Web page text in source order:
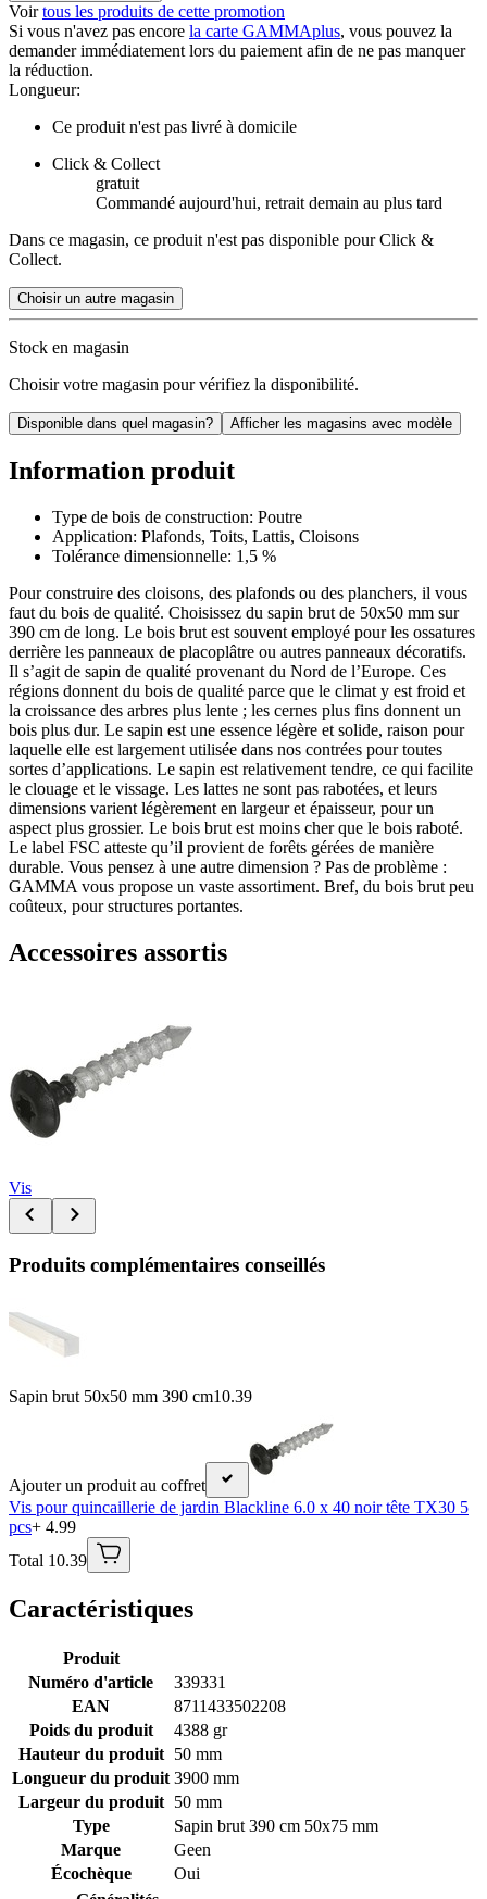
Voirtous les produits de cette promotion
Si vous n'avez pas encore la carte GAMMAplus, vous pouvez la
demander immédiatement lors du paiement afin de ne pas manquer
la réduction.
Longueur:
Ce produit n'est pas livré à domicile
Click & Collect
gratuit
Commandé aujourd'hui, retrait demain au plus tard
Dans ce magasin, ce produit n'est pas disponible pour Click &
Collect.
Choisir un autre magasin
Stock en magasin
Choisir votre magasin pour vérifiez la disponibilité.
Disponible dans quel magasin? Afficher les magasins avec modèle
Information produit
Type de bois de construction: Poutre
Application: Plafonds, Toits, Lattis, Cloisons
Tolérance dimensionnelle: 1,5 %
Pour construire des cloisons, des plafonds ou des planchers, il vous
faut du bois de qualité. Choisissez du sapin brut de 50x50 mm sur
390 cm de long. Le bois brut est souvent employé pour les ossatures
derrière les panneaux de placoplâtre ou autres panneaux décoratifs.
Il s’agit de sapin de qualité provenant du Nord de l’Europe. Ces
régions donnent du bois de qualité parce que le climat y est froid et
la croissance des arbres plus lente ; les cernes plus fins donnent un
bois plus dur. Le sapin est une essence légère et solide, raison pour
laquelle elle est largement utilisée dans nos contrées pour toutes
sortes d’applications. Le sapin est relativement tendre, ce qui facilite
le clouage et le vissage. Les lattes ne sont pas rabotées, et leurs
dimensions varient légèrement en largeur et épaisseur, pour un
aspect plus grossier. Le bois brut est moins cher que le bois raboté.
Le label FSC atteste qu’il provient de forêts gérées de manière
durable. Vous pensez à une autre dimension ? Pas de problème :
GAMMA vous propose un vaste assortiment. Bref, du bois brut peu
coûteux, pour structures portantes.
Accessoires assortis
Vis
Produits complémentaires conseillés
Sapin brut 50x50 mm 390 cm10.39
Ajouter un produit au coffret
Vis pour quincaillerie de jardin Blackline 6.0 x 40 noir tête TX30 5
pcs+ 4.99
Total 10.39
Caractéristiques
Produit
Numéro d'article
339331
EAN
8711433502208
Poids du produit
4388 gr
Hauteur du produit
50 mm
Longueur du produit 3900 mm
Largeur du produit
50 mm
Type
Sapin brut 390 cm 50x75 mm
Marque
Geen
Écochèque
Oui